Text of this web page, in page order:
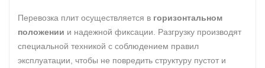
Перевозка плит осуществляется в горизонтальном
положении и надежной фиксации. Разгрузку производят
специальной техникой с соблюдением правил
эксплуатации, чтобы не повредить структуру пустот и